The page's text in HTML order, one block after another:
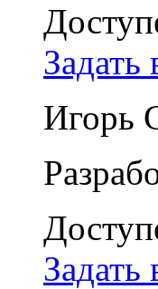
Задать
Игорь
Задать